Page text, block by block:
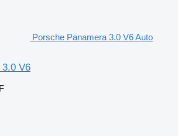
Porsche Panamera 3.0 V6 Auto
V6